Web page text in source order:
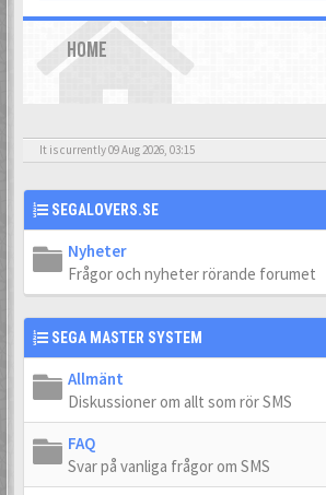
HOME
It is currently 09 Aug 2026, 03:15
SEGALOVERS.SE
Nyheter
Frågor och nyheter rörande forumet
SEGA MASTER SYSTEM
Allmänt
Diskussioner om allt som rör SMS
FAQ
Svar på vanliga frågor om SMS